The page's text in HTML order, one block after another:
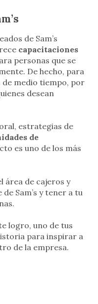
de Sam’s
capacitaciones
personas que se
De hecho, para
medio tiempo, por
desean
estrategias de
de
es uno de los más
área de cajeros y
Sam’s y tener a tu
logro, uno de tus
para inspirar a
de la empresa.